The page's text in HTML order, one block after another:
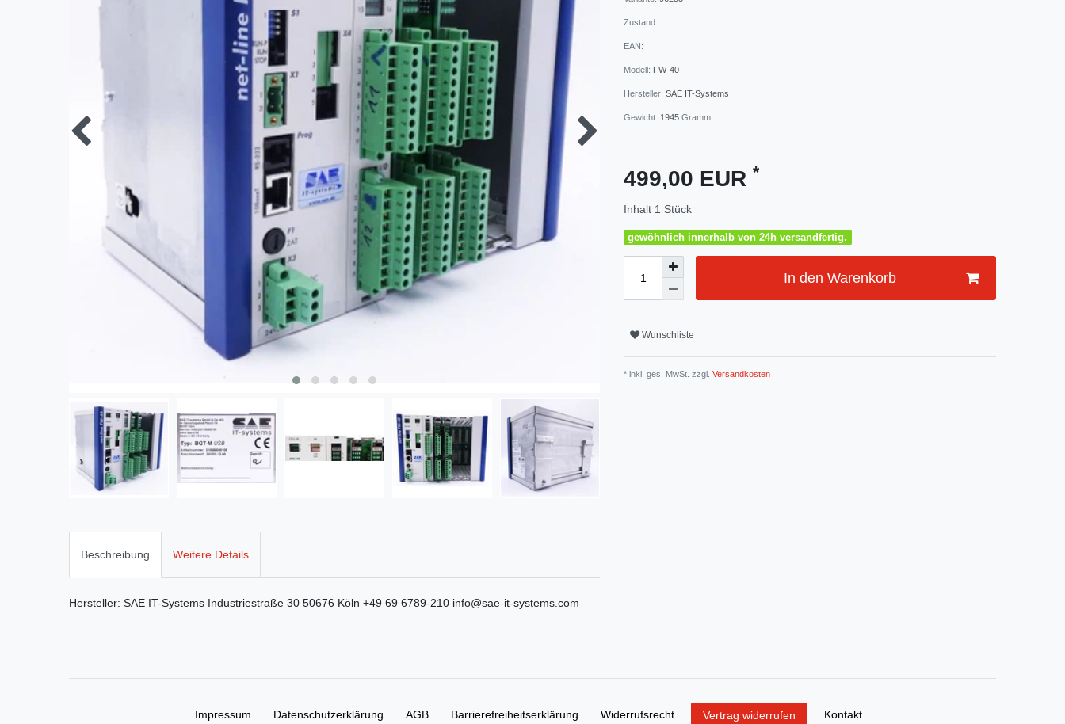
Beschreibung Weitere Details
Hersteller: SAE IT-Systems Industriestraße 30 50676 Köln +49 69 6789-210 info@sae-it-systems.com
Zustand:
EAN:
Modell: FW-40
Hersteller: SAE IT-Systems
Gewicht: 1945 Gramm
499,00 EUR *
Inhalt 1 Stück
gewöhnlich innerhalb von 24h versandfertig.
In den Warenkorb
Wunschliste
* inkl. ges. MwSt. zzgl. Versandkosten
Impressum Daten­schutz­erklärung AGB Barrierefreiheitserklärung Widerrufs­recht Vertrag widerrufen Kontakt